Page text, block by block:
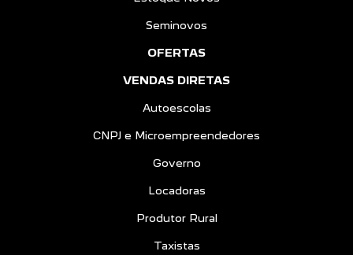
Seminovos
OFERTAS
VENDAS DIRETAS
Autoescolas
CNPJ e Microempreendedores
Governo
Locadoras
Produtor Rural
Taxistas